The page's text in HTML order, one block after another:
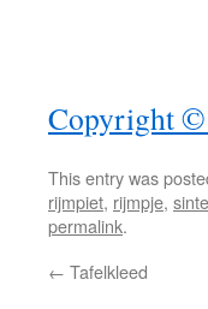
Copyright
This entry was
rijmpiet, rijmpje,
permalink.
← Tafelkleed